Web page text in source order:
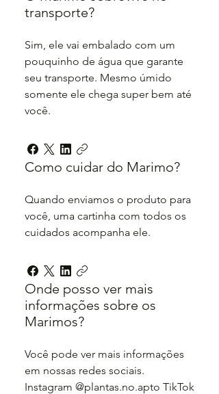
transporte?
Sim, ele vai embalado com um
pouquinho de água que garante
seu transporte. Mesmo úmido
somente ele chega super bem até
você.
Como cuidar do Marimo?
Quando enviamos o produto para
você, uma cartinha com todos os
cuidados acompanha ele.
Onde posso ver mais
informações sobre os
Marimos?
Você pode ver mais informações
em nossas redes sociais.
Instagram @plantas.no.apto TikTok